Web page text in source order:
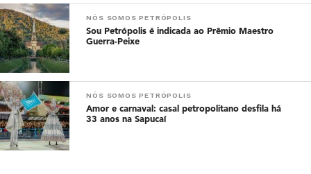
NÓS SOMOS PETRÓPOLIS
Sou Petrópolis é indicada ao Prêmio Maestro
Guerra-Peixe
NÓS SOMOS PETRÓPOLIS
Amor e carnaval: casal petropolitano desfila há
33 anos na Sapucaí